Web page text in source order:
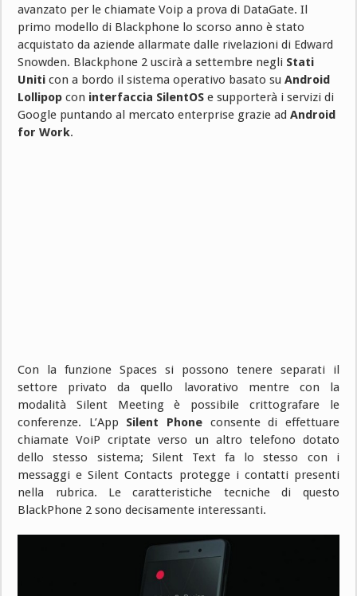
avanzato per le chiamate Voip a prova di DataGate. Il
primo modello di Blackphone lo scorso anno è stato
acquistato da aziende allarmate dalle rivelazioni di Edward
Snowden. Blackphone 2 uscirà a settembre negli Stati
Uniti con a bordo il sistema operativo basato suAndroid
Lollipop con interfaccia SilentOS e supporterà i servizi di
Google puntando al mercato enterprise grazie adAndroid
for Work.
Con la funzione Spaces si possono tenere separati il
settore privato da quello lavorativo mentre con la
modalità Silent Meeting è possibile crittografare le
conferenze. L’App Silent Phone consente di effettuare
chiamate VoiP criptate verso un altro telefono dotato
dello stesso sistema; Silent Text fa lo stesso con i
messaggi e Silent Contacts protegge i contatti presenti
nella rubrica. Le caratteristiche tecniche di questo
BlackPhone 2 sono decisamente interessanti.